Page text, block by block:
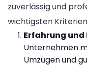
zuverlässig und
wichtigsten
Erfahrung und
Unternehmen
Umzügen und